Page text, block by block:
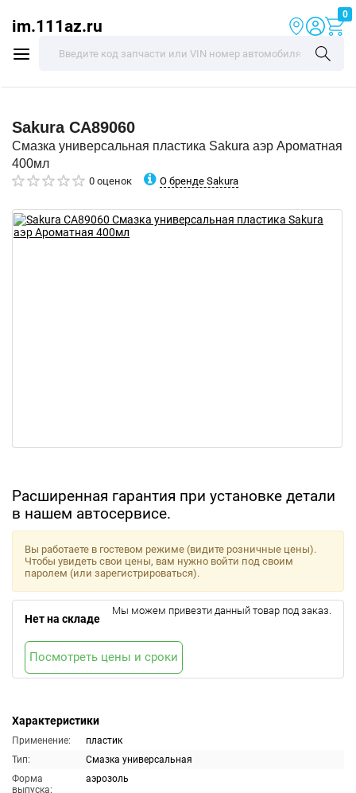
im.111az.ru
0
Sakura CA89060
Смазка универсальная пластика Sakura аэр Ароматная
400мл
0 оценок О бренде Sakura
Расширенная гарантия при установке детали
в нашем автосервисе.
Характеристики
Применение:
пластик
Тип:
Смазка универсальная
Форма
выпуска:
аэрозоль
Вы работаете в гостевом режиме (видите розничные цены).
Чтобы увидеть свои цены, вам нужно войти под своим
паролем (или зарегистрироваться).
Нет на складе
Мы можем привезти данный товар под заказ.
Посмотреть цены и сроки